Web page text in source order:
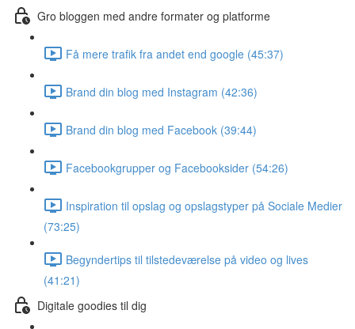
Gro bloggen med andre formater og platforme
Få mere trafik fra andet end google (45:37)
Brand din blog med Instagram (42:36)
Brand din blog med Facebook (39:44)
Facebookgrupper og Facebooksider (54:26)
Inspiration til opslag og opslagstyper på Sociale Medier
(73:25)
Begyndertips til tilstedeværelse på video og lives
(41:21)
Digitale goodies til dig